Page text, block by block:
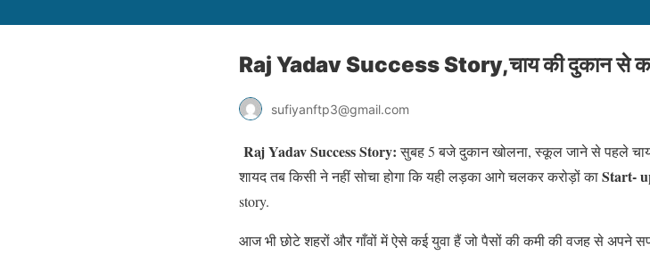
Raj Yadav Success Story,चाय की दुकान से
sufiyanftp3@gmail.com
Raj Yadav Success Story:सुबह 5 बजे दुकान खोलना, स्कूल जाने से पहले चाय
शायद तब किसी ने नहीं सोचा होगा कि यही लड़का आगे चलकर करोड़ों काStart-
story.
आज भी छोटे शहरों और गाँवों में ऐसे कई युवा हैं जो पैसों की कमी की वजह से अपने